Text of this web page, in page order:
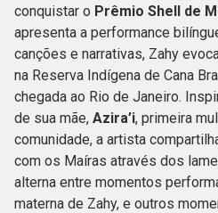
conquistar o Prêmio Shell de
apresenta a performance
canções e narrativas, Zahy
na Reserva Indígena de Cana
chegada ao Rio de Janeiro.
de sua mãe, Azira’i, primeira
comunidade, a artista
com os Maíras através dos
alterna entre momentos
materna de Zahy, e outros